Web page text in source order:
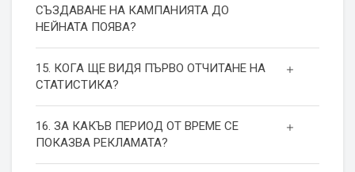
СЪЗДАВАНЕ НА КАМПАНИЯТА ДО
НЕЙНАТА ПОЯВА?
15. КОГА ЩЕ ВИДЯ ПЪРВО ОТЧИТАНЕ НА
СТАТИСТИКА?
16. ЗА КАКЪВ ПЕРИОД ОТ ВРЕМЕ СЕ
ПОКАЗВА РЕКЛАМАТА?